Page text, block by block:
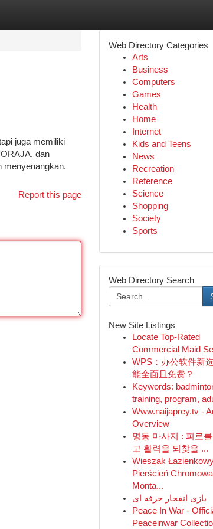
juga memiliki
dan
menyenangkan.
Report this page
Web Directory Categories
Arts
Business
Computers
Games
Health
Home
Internet
Kids and Teens
News
Recreation
Reference
Science
Shopping
Society
Sports
Web Directory Search
New Site Listings
Locate Top-Rated
Commercial Maid
WPS：办公软件新
能全面且免费？
Keywords:
training, program,
Www.naijaprey.tv -
Overview
명동 마사지 : 피로
고 활력을 되찾을 ...
Wieszak
Pierścień
Monta...
بازی انفجار حرفه ای
Peace In War -
Peaceinwar